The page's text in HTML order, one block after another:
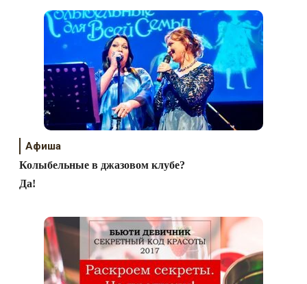
Афиша
Колыбельные в джазовом клубе?
Да!